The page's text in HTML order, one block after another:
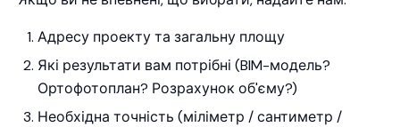
Адресу проекту та загальну площу
Які результати вам потрібні (BIM-модель?
Ортофотоплан? Розрахунок об'єму?)
Необхідна точність (міліметр / сантиметр /